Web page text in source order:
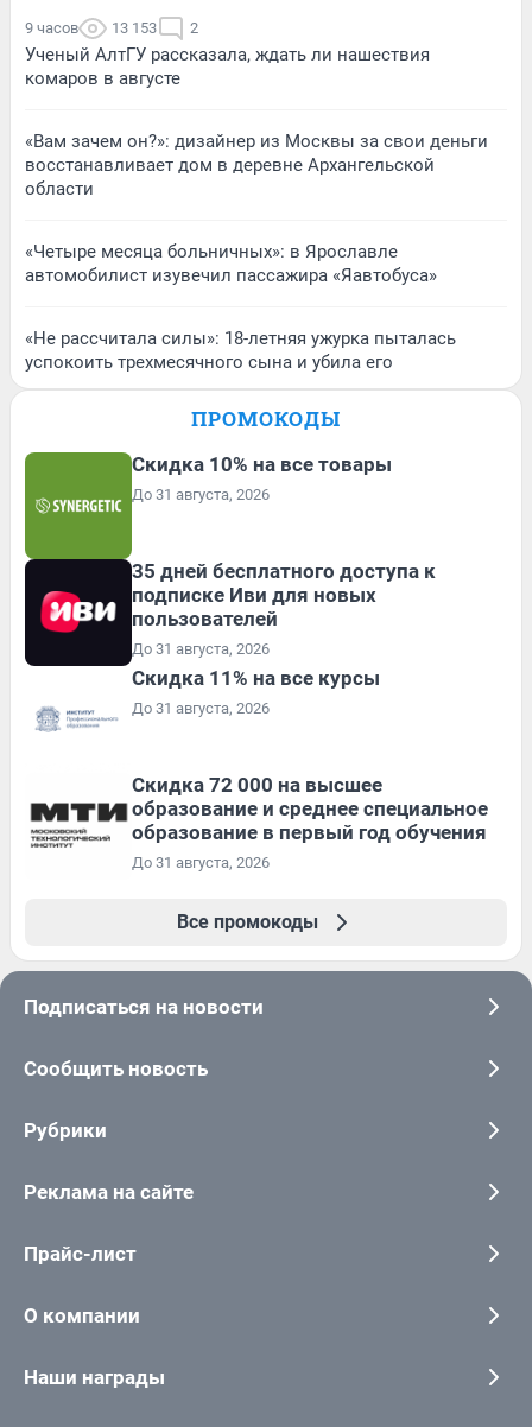
9 часов 13 153 2
Ученый АлтГУ рассказала, ждать ли нашествия
комаров в августе
«Вам зачем он?»: дизайнер из Москвы за свои деньги
восстанавливает дом в деревне Архангельской
области
«Четыре месяца больничных»: в Ярославле
автомобилист изувечил пассажира «Яавтобуса»
«Не рассчитала силы»: 18-летняя ужурка пыталась
успокоить трехмесячного сына и убила его
ПРОМОКОДЫ
Скидка 10% на все товары
До 31 августа, 2026
35 дней бесплатного доступа к
подписке Иви для новых
пользователей
До 31 августа, 2026
Скидка 11% на все курсы
До 31 августа, 2026
Скидка 72 000 на высшее
образование и среднее специальное
образование в первый год обучения
До 31 августа, 2026
Все промокоды
Подписаться на новости
Сообщить новость
Рубрики
Реклама на сайте
Прайс-лист
О компании
Наши награды